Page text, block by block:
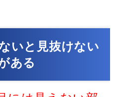
いと見抜けない
ある